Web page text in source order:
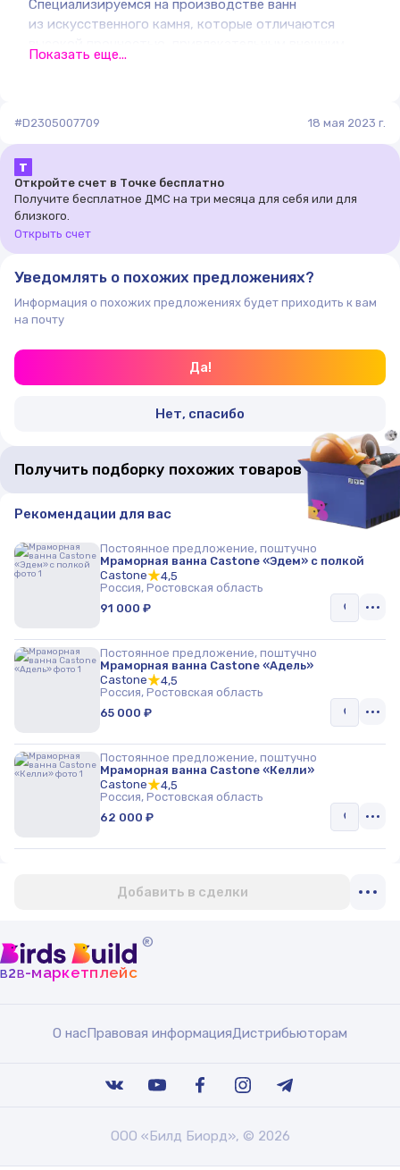
Специализируемся на производстве ванн
из искусственного камня, которые отличаются
видом и функциональностью.
и пигментов, обладает множеством преимуществ
может быть изготовлен в разных формах
и размерах.
Показать еще...
#D2305007709 18 мая 2023 г.
Т
Откройте счет в Точке бесплатно
Получите бесплатное ДМС на три месяца для себя или для
близкого.
Открыть счет
Уведомлять о похожих предложениях?
Информация о похожих предложениях будет приходить к вам
на почту
Да!
Нет, спасибо
Получить подборку похожих товаров
Рекомендации для вас
Постоянное предложение, поштучно
Мраморная ванна Castone «Эдем» с полкой
Castone
4,5
Россия, Ростовская область
91 000 ₽
Постоянное предложение, поштучно
Мраморная ванна Castone «Адель»
Castone
4,5
Россия, Ростовская область
65 000 ₽
Постоянное предложение, поштучно
Мраморная ванна Castone «Келли»
Castone
4,5
Россия, Ростовская область
62 000 ₽
Добавить в сделки
®
b2b-маркетплейс
О насПравовая информацияДистрибьюторам
ООО «Билд Биорд», © 2026